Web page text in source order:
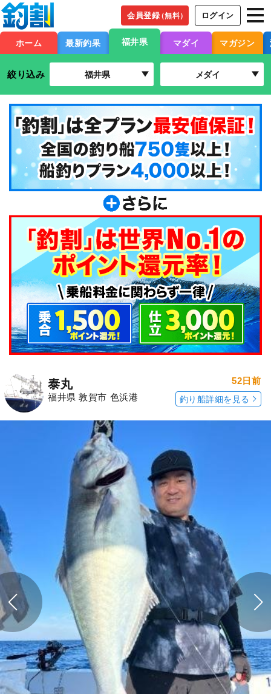
会員登録（無料） ログイン
ホーム 最新釣果 福井県 マダイ マガジン
絞り込み 福井県 メダイ
泰丸
福井県 敦賀市 色浜港
52日前
釣り船詳細を見る